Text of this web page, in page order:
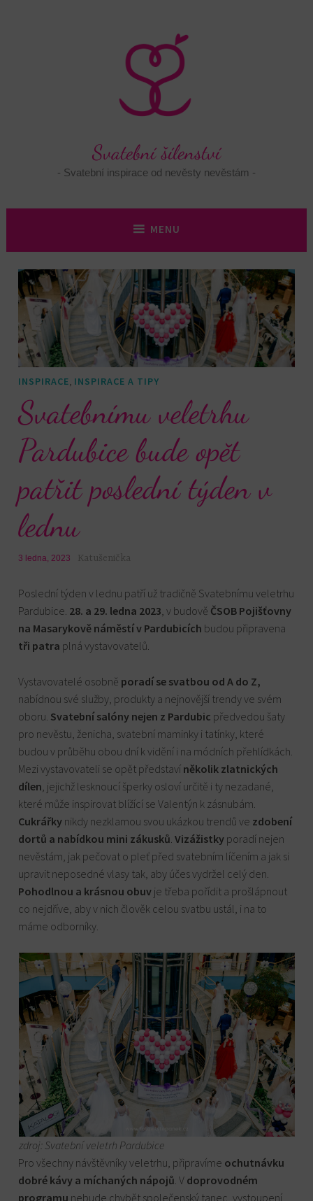
Svatební šílenství
Svatební inspirace od nevěsty nevěstám
MENU
INSPIRACE INSPIRACE A TIPY
Svatebnímu veletrhu
Pardubice bude opět
patřit poslední týden v
lednu
3 ledna, 2023 Katušenička
Poslední týden v lednu patří už tradičně Svatebnímu veletrhu
Pardubice. 28. a 29. ledna 2023, v budově ČSOB Pojišťovny
na Masarykově náměstí v Pardubicích budou připravena
tři patra plná vystavovatelů.
Vystavovatelé osobně poradí se svatbou od A do Z,
nabídnou své služby, produkty a nejnovější trendy ve svém
oboru. Svatební salóny nejen z Pardubic předvedou šaty
pro nevěstu, ženicha, svatební maminky i tatínky, které
budou v průběhu obou dní k vidění i na módních přehlídkách.
Mezi vystavovateli se opět představí několik zlatnických
dílen , jejichž lesknoucí šperky osloví určitě i ty nezadané,
které může inspirovat blížící se Valentýn k zásnubám.
Cukrářky nikdy nezklamou svou ukázkou trendů ve zdobení
dortů a nabídkou mini zákusků .Vizážistky poradí nejen
nevěstám, jak pečovat o pleť před svatebním líčením a jak si
upravit neposedné vlasy tak, aby účes vydržel celý den.
Pohodlnou a krásnou obuv je třeba pořídit a prošlápnout
co nejdříve, aby v nich člověk celou svatbu ustál, i na to
máme odborníky.
zdroj: Svatební veletrh Pardubice
Pro všechny návštěvníky veletrhu, připravíme ochutnávku
dobré kávy a míchaných nápojů. V doprovodném
programu nebude chybět společenský tanec, vystoupení